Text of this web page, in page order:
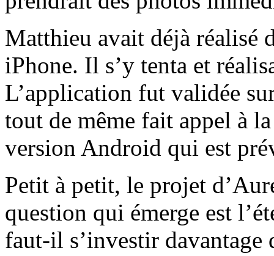
Matthieu avait déjà réalisé
iPhone. Il s’y tenta et
L’application fut validée
tout de même fait appel à
version Android qui est
Petit à petit, le projet
question qui émerge est
faut-il s’investir davantage